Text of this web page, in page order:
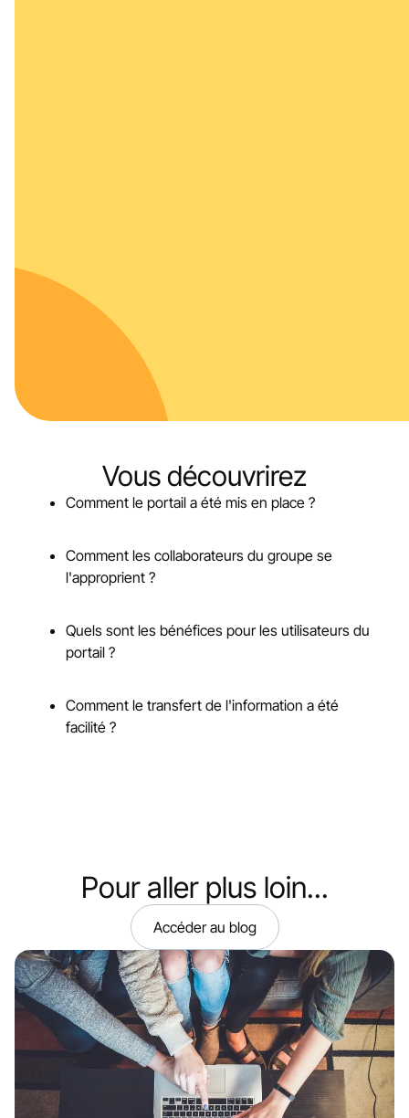
Vous découvrirez
Comment le portail a été mis en place ?
Comment les collaborateurs du groupe se
l'approprient ?
Quels sont les bénéfices pour les utilisateurs du
portail ?
Comment le transfert de l'information a été
facilité ?
Pour aller plus loin...
Accéder au blog